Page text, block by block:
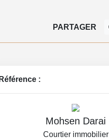
PARTAGER
Référence :
Mohsen Darai
Courtier immobilier